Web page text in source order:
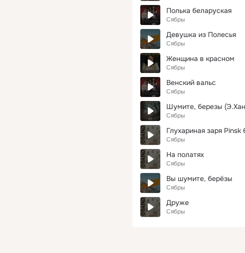
Полька беларуская
Сябры
Девушка из Полесья
Сябры
Женщина в красном
Сябры
Венский вальс
Сябры
Шумите, березы
Сябры
Глухариная заря Pinsk
Сябры
На полатях
Сябры
Вы шумите, берёзы
Сябры
Друже
Сябры